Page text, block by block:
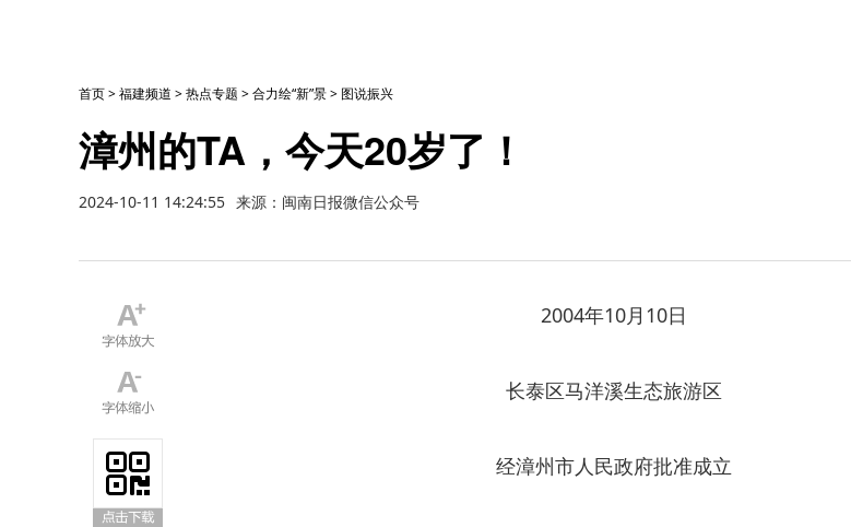
首页>福建频道 >热点专题 >合力绘“新”景> 图说振兴
漳州的TA，今天20岁了！
2024-10-11 14:24:55 来源：闽南日报微信公众号
2004年10月10日
长泰区马洋溪生态旅游区
经漳州市人民政府批准成立